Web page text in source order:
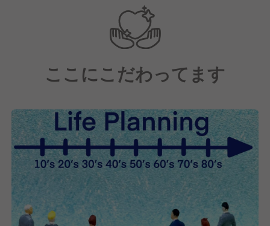
私たちの経営理念は"利他の心 三方良し"。
お客様はもちろんのことお取引様・従業員様の三者が
幸せになれるような組織を目指しています。
お客様、従業員の皆様にとって「居⼼地の良い場
所」、「気の置けない仲間とのコミュニケーショ
ン」、「親切への感動」となるよう、伸び伸び、明る
りをしています。
ここにこだわってます